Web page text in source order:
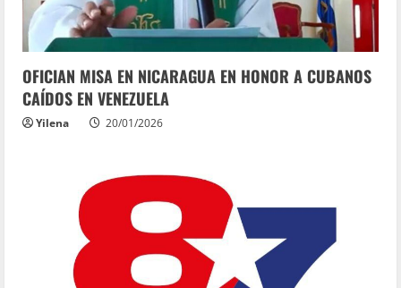
OFICIAN MISA EN NICARAGUA EN HONOR A CUBANOS
CAÍDOS EN VENEZUELA
Yilena 20/01/2026